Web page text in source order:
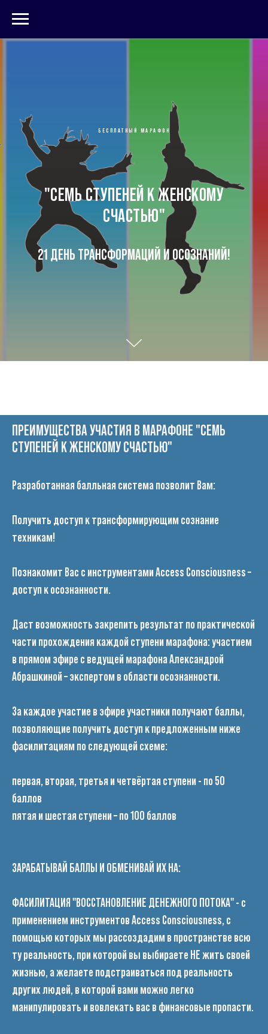
БЕСПЛАТНЫЙ МАРАФОН
"СЕМЬ СТУПЕНЕЙ К ЖЕНСКОМУ
СЧАСТЬЮ"
21 ДЕНЬ ТРАНСФОРМАЦИЙ И ОСОЗНАНИЙ!
ПРЕИМУЩЕСТВА УЧАСТИЯ В МАРАФОНЕ "СЕМЬ
СТУПЕНЕЙ К ЖЕНСКОМУ СЧАСТЬЮ"
Разработанная балльная система позволит Вам:
Получить доступ к трансформирующим сознание
техникам!
Познакомит Вас с инструментами Access Consciousness –
доступ к осознанности.
Даст возможность закрепить результат по практической
части прохождения каждой ступени марафона: участием
в прямом эфире с ведущей марафона Александрой
Абрашкиной – экспертом в области осознанности.
За каждое участие в эфире участники получают баллы,
позволяющие получить доступ к предложенным ниже
фасилитациям по следующей схеме:
первая, вторая, третья и четвёртая ступени - по 50
баллов
пятая и шестая ступени – по 100 баллов
ЗАРАБАТЫВАЙ БАЛЛЫ И ОБМЕНИВАЙ ИХ НА:
ФАСИЛИТАЦИЯ "ВОССТАНОВЛЕНИЕ ДЕНЕЖНОГО ПОТОКА"- с
применением инструментов Access Consciousness, с
помощью которых мы рассоздадим в пространстве всю
ту реальность, при которой вы выбираете НЕ жить своей
жизнью, а желаете подстраиваться под реальность
других людей, в которой вами можно легко
манипулировать и вовлекать вас в финансовые пропасти.